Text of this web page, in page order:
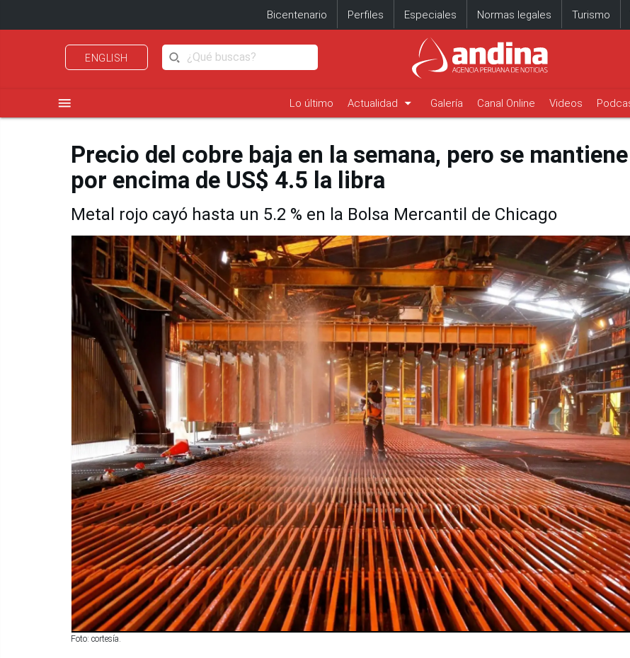
Bicentenario Perfiles Especiales Normas legales Turismo
ENGLISH
menu Lo último Actualidad arrow_drop_down Galería Canal Online Videos
Precio del cobre baja en la semana, pero se mantiene
por encima de US$ 4.5 la libra
Metal rojo cayó hasta un 5.2 % en la Bolsa Mercantil de Chicago
Foto: cortesía.